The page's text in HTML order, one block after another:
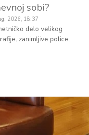
sobi?
2026, 18:37
delo velikog
zanimljive police,